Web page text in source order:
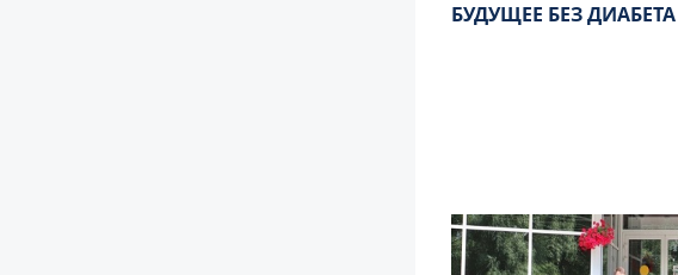
БУДУЩЕЕ БЕЗ ДИАБЕТА